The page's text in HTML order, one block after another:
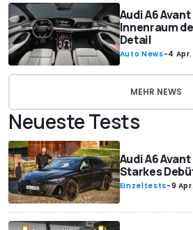
Audi A6
Innenraum
Detail
Auto News-4
MEHR NEWS
Neueste Tests
Audi A6
Starkes
Einzeltests-9